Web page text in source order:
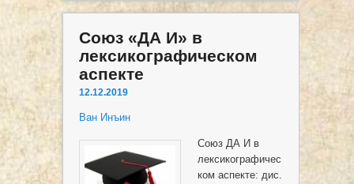
Союз «ДА И» в
лексикографическом
аспекте
12.12.2019
Ван Инъин
Союз ДА И в
лексикографичес
ком аспекте: дис.